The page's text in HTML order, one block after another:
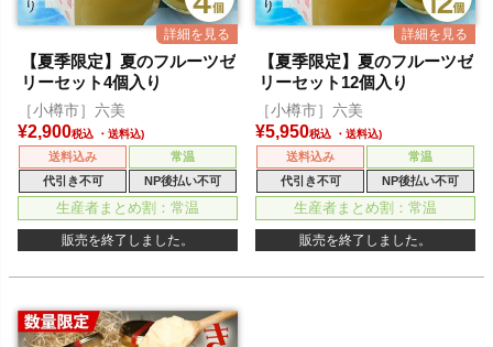
【夏季限定】夏のフルーツゼ
リーセット4個入り
［小樽市］六美
¥2,900税込
送料込み
常温
代引き不可
NP後払い不可
生産者まとめ割：常温
販売を終了しました。
【夏季限定】夏のフルーツゼ
リーセット12個入り
［小樽市］六美
¥5,950税込
送料込み
常温
代引き不可
NP後払い不可
生産者まとめ割：常温
販売を終了しました。